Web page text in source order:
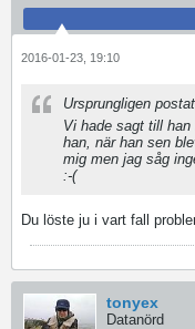
2016-01-23, 19:10
Ursprungligen
Vi hade sagt till
han, när han sen
mig men jag såg
:-(
Du löste ju i vart fall
tonyex
Datanörd